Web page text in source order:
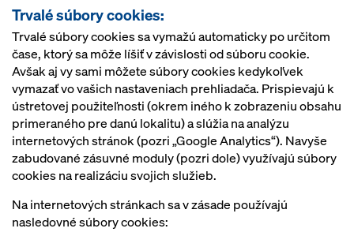
Trvalé súbory cookies:
Trvalé súbory cookies sa vymažú automaticky po určitom
čase, ktorý sa môže líšiť v závislosti od súboru cookie.
Avšak aj vy sami môžete súbory cookies kedykoľvek
vymazať vo vašich nastaveniach prehliadača. Prispievajú k
ústretovej použiteľnosti (okrem iného k zobrazeniu obsahu
primeraného pre danú lokalitu) a slúžia na analýzu
internetových stránok (pozri „Google Analytics“). Navyše
zabudované zásuvné moduly (pozri dole) využívajú súbory
cookies na realizáciu svojich služieb.
Na internetových stránkach sa v zásade používajú
nasledovné súbory cookies: